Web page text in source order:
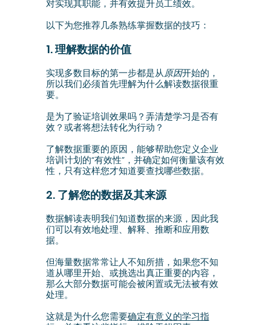
对实现其职能，并有效提升员工绩效。
以下为您推荐几条熟练掌握数据的技巧：
1. 理解数据的价值
实现多数目标的第一步都是从原因开始的，
所以我们必须首先理解为什么解读数据很重
要。
是为了验证培训效果吗？弄清楚学习是否有
效？或者将想法转化为行动？
了解数据重要的原因，能够帮助您定义企业
培训计划的“有效性”，并确定如何衡量该有效
性，只有这样您才知道要查找哪些数据。
2. 了解您的数据及其来源
数据解读表明我们知道数据的来源，因此我
们可以有效地处理、解释、推断和应用数
据。
但海量数据常常让人不知所措，如果您不知
道从哪里开始、或挑选出真正重要的内容，
那么大部分数据可能会被闲置或无法被有效
处理。
这就是为什么您需要确定有意义的学习指